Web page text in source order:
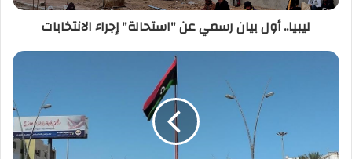
ر
ي
ليبيا.. أول بيان رسمي عن "استحالة" إجراء الانتخابات